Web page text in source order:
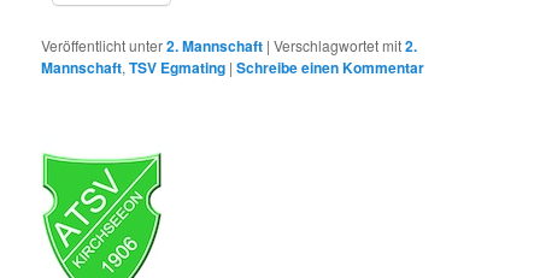
Veröffentlicht unter2. Mannschaft |Verschlagwortet mit2.
Mannschaft,TSV Egmating |Schreibe einen Kommentar